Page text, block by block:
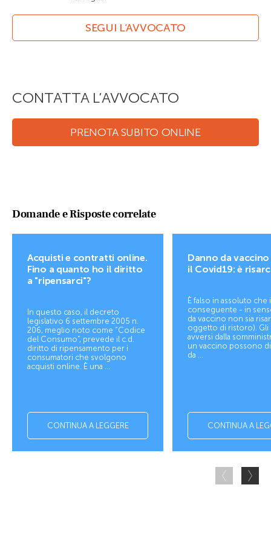
SEGUI L’AVVOCATO
CONTATTA L’AVVOCATO
PRENOTA SUBITO ONLINE
Domande e Risposte correlate
Acquisti e contratti online.
Fino a quanto ho il diritto
a "ripensarci"?
In questo caso, il decreto
legislativo 6 settembre 2005 n.
206, meglio noto come “Codice
del Consumo”, prevede il c.d.
diritto di ripensamento per i
consumatori che svolgono
acquisti online. È una ...
CONTINUA A LEGGERE
Danno da
il Covid19: è
È falso in assoluto che
conseguente - in
da vaccino non sia
oggetto di ristoro). Gli
avversi dalla
un vaccino possono
da ...
CONTINUA A